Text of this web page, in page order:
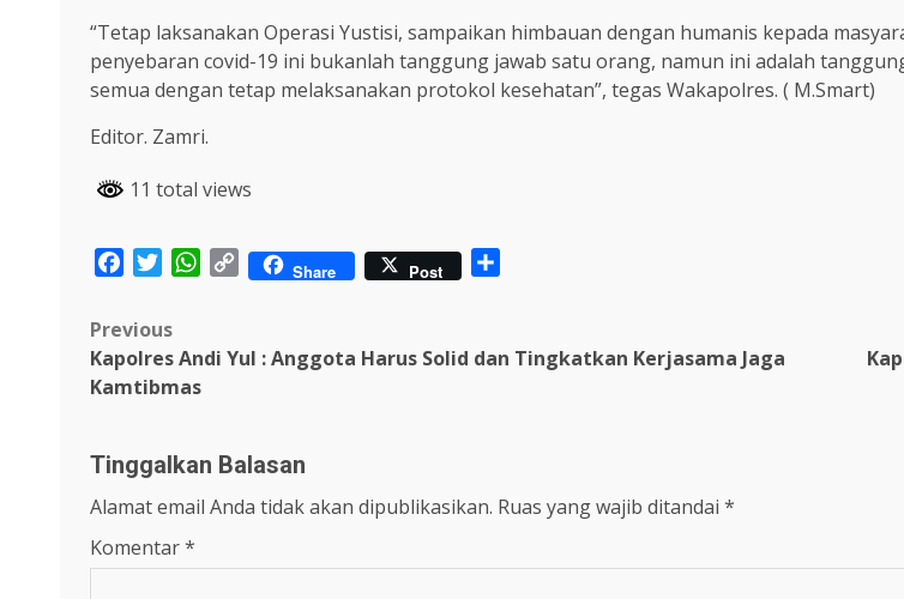
“Tetap laksanakan Operasi Yustisi, sampaikan himbauan dengan humanis kepada
penyebaran covid-19 ini bukanlah tanggung jawab satu orang, namun ini adalah
semua dengan tetap melaksanakan protokol kesehatan”, tegas Wakapolres. ( M.Smart)
Editor. Zamri.
11 total views
FacebookTwitterWhatsApp
Copy Share Post
Post
navigation
Previous
Kapolres Andi Yul : Anggota Harus Solid dan Tingkatkan Kerjasama Jaga
Kamtibmas
Tinggalkan Balasan
Alamat email Anda tidak akan dipublikasikan. Ruas yang wajib ditandai *
Komentar*